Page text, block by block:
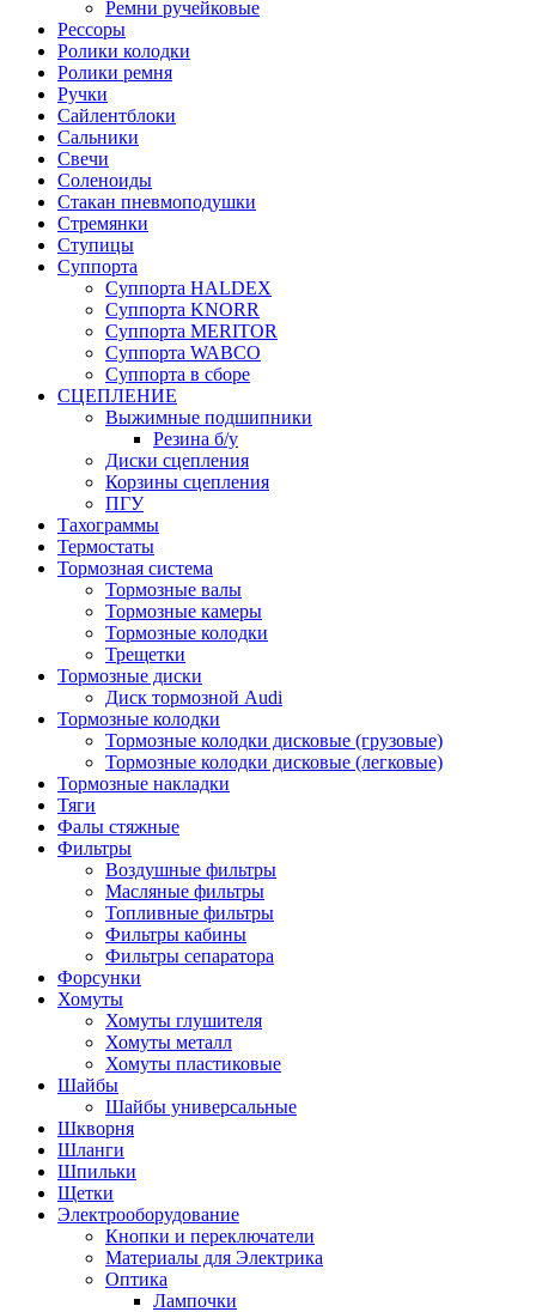
Ремни ручейковые
Рессоры
Ролики колодки
Ролики ремня
Ручки
Сайлентблоки
Сальники
Свечи
Соленоиды
Стакан пневмоподушки
Стремянки
Ступицы
Суппорта
Суппорта HALDEX
Суппорта KNORR
Суппорта MERITOR
Суппорта WABCO
Суппорта в сборе
СЦЕПЛЕНИЕ
Выжимные подшипники
Резина б/у
Диски сцепления
Корзины сцепления
ПГУ
Тахограммы
Термостаты
Тормозная система
Тормозные валы
Тормозные камеры
Тормозные колодки
Трещетки
Тормозные диски
Диск тормозной Audi
Тормозные колодки
Тормозные колодки дисковые (грузовые)
Тормозные колодки дисковые (легковые)
Тормозные накладки
Тяги
Фалы стяжные
Фильтры
Воздушные фильтры
Масляные фильтры
Топливные фильтры
Фильтры кабины
Фильтры сепаратора
Форсунки
Хомуты
Хомуты глушителя
Хомуты металл
Хомуты пластиковые
Шайбы
Шайбы универсальные
Шкворня
Шланги
Шпильки
Щетки
Электрооборудование
Кнопки и переключатели
Материалы для Электрика
Оптика
Лампочки